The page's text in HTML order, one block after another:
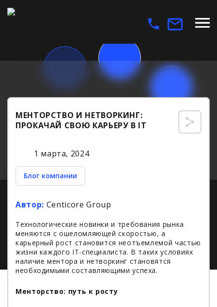
МЕНТОРСТВО И НЕТВОРКИНГ:
ПРОКАЧАЙ СВОЮ КАРЬЕРУ В IT
1 марта, 2024
Блог компании
Автор: Centicore Group
Технологические новинки и требования рынка
меняются с ошеломляющей скоростью, а
карьерный рост становится неотъемлемой частью
жизни каждого IT-специалиста. В таких условиях
наличие ментора и нетворкинг становятся
необходимыми составляющими успеха.
Менторство: путь к росту